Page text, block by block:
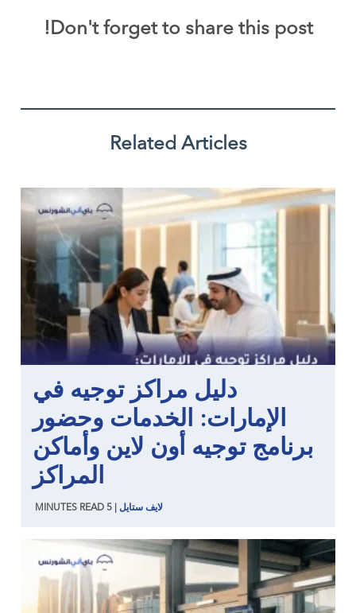
Don't forget to share this post!
Related Articles
دليل مراكز توجيه في
الإمارات: الخدمات وحضور
برنامج توجيه أون لاين وأماكن
المراكز
لايف ستايل 5
MINUTES READ